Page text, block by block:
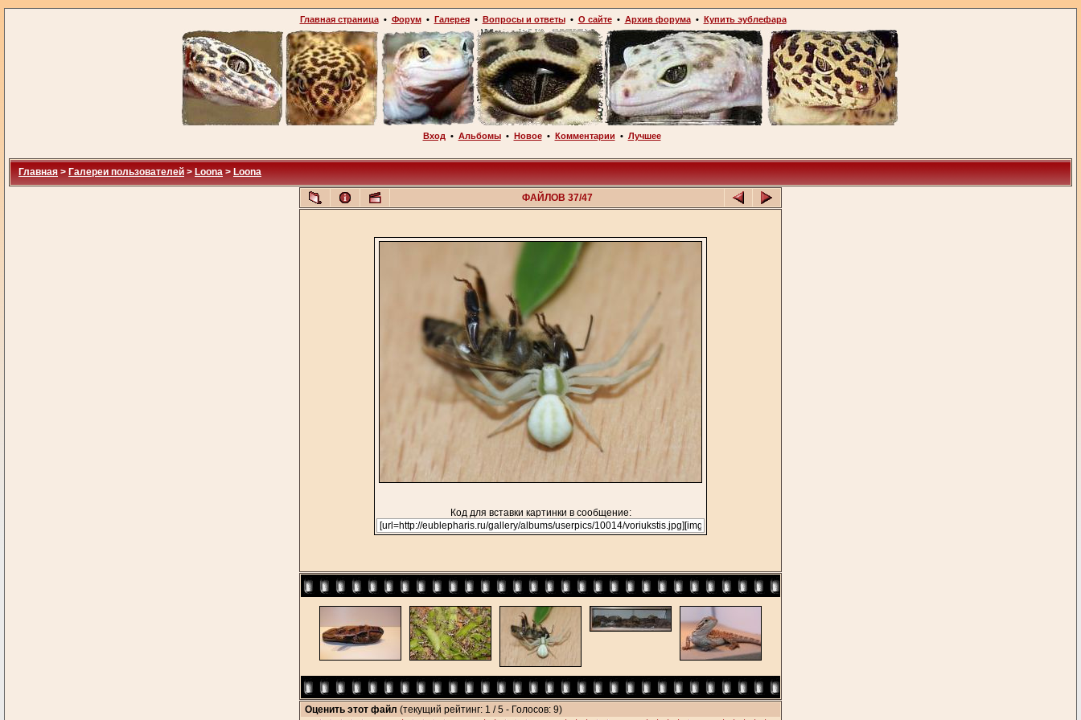
Главная страница• Форум• Галерея• Вопросы и ответы• О сайте• Архив форума• Купить эублефара
Вход • Альбомы• Новое• Комментарии • Лучшее
Главная > Галереи пользователей > Loona > Loona
ФАЙЛОВ 37/47
Код для вставки картинки в сообщение:
Оценить этот файл (текущий рейтинг: 1 / 5 - Голосов: 9)